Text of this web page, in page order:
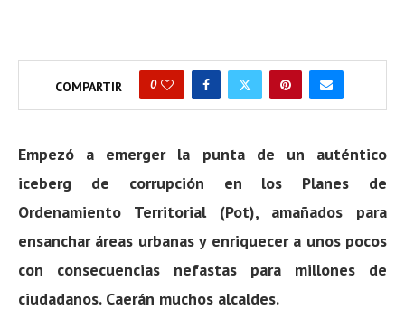
COMPARTIR 0
Empezó a emerger la punta de un auténtico
iceberg de corrupción en los Planes de
Ordenamiento Territorial (Pot), amañados para
ensanchar áreas urbanas y enriquecer a unos pocos
con consecuencias nefastas para millones de
ciudadanos. Caerán muchos alcaldes.